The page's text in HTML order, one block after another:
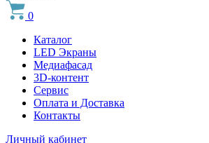
0
Каталог
LED Экраны
Медиафасад
3D-контент
Сервис
Оплата и Доставка
Контакты
Личный кабинет